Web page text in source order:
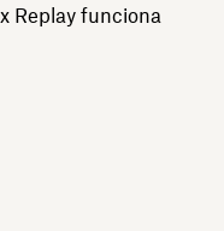
Replay funciona